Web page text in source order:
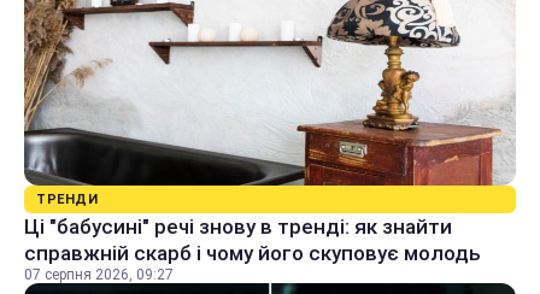
ТРЕНДИ
Ці "бабусині" речі знову в тренді: як знайти
справжній скарб і чому його скуповує молодь
07 серпня 2026, 09:27